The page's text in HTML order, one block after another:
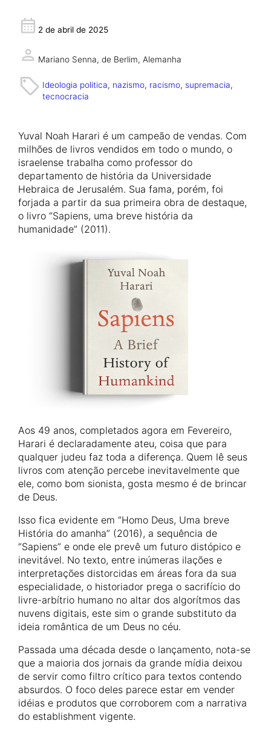
2 de abril de 2025
Mariano Senna, de Berlim, Alemanha
Ideologia politica, nazismo, racismo, supremacia
tecnocracia
Yuval Noah Harari é um campeão de vendas. Com
milhões de livros vendidos em todo o mundo, o
israelense trabalha como professor do
departamento de história da Universidade
Hebraica de Jerusalém. Sua fama, porém, foi
forjada a partir da sua primeira obra de destaque,
o livro “Sapiens, uma breve história da
humanidade” (2011).
Aos 49 anos, completados agora em Fevereiro,
Harari é declaradamente ateu, coisa que para
qualquer judeu faz toda a diferença. Quem lê seus
livros com atenção percebe inevitavelmente que
ele, como bom sionista, gosta mesmo é de brincar
de Deus.
Isso fica evidente em “Homo Deus, Uma breve
História do amanha” (2016), a sequência de
“Sapiens” e onde ele prevê um futuro distópico e
inevitável. No texto, entre inúmeras ilações e
interpretações distorcidas em áreas fora da sua
especialidade, o historiador prega o sacrifício do
livre-arbítrio humano no altar dos algorítmos das
nuvens digitais, este sim o grande substituto da
ideia romântica de um Deus no céu.
Passada uma década desde o lançamento, nota-se
que a maioria dos jornais da grande mídia deixou
de servir como filtro crítico para textos contendo
absurdos. O foco deles parece estar em vender
idéias e produtos que corroborem com a narrativa
do establishment vigente.